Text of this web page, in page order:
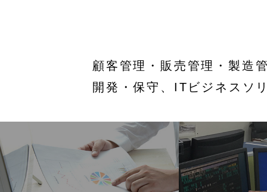
顧客管理・販売管理・製造
開発・保守、ITビジネスソ